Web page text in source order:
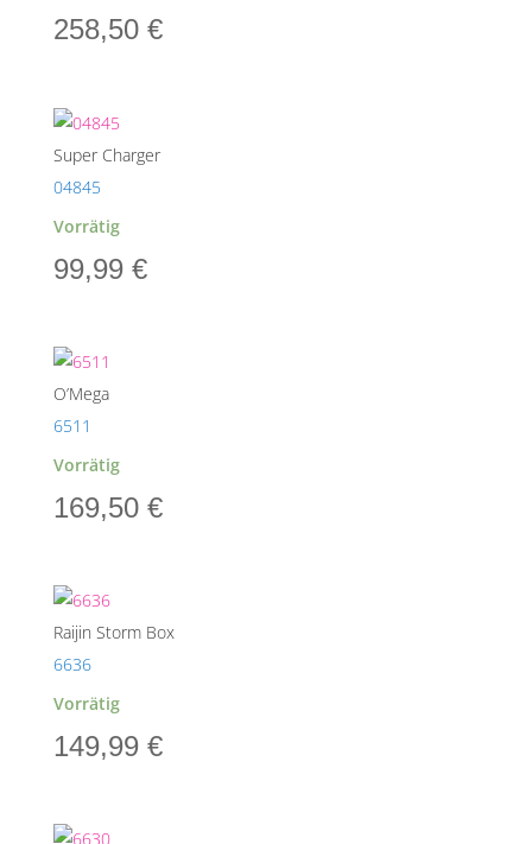
258,50 €
Super Charger
04845
Vorrätig
99,99 €
O’Mega
6511
Vorrätig
169,50 €
Raijin Storm Box
6636
Vorrätig
149,99 €